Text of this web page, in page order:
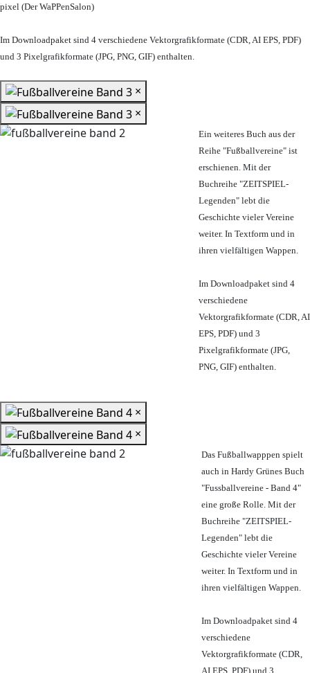
pixel (Der WaPPenSalon)
Im Downloadpaket sind 4 verschiedene Vektorgrafikformate (CDR, AI EPS, PDF)
und 3 Pixelgrafikformate (JPG, PNG, GIF) enthalten.
×
×
Ein weiteres Buch aus der
Reihe "Fußballvereine" ist
erschienen. Mit der
Buchreihe "ZEITSPIEL-
Legenden" lebt die
Geschichte vieler Vereine
weiter. In Textform und in
ihren vielfältigen Wappen.
Im Downloadpaket sind 4
verschiedene
Vektorgrafikformate (CDR, AI
EPS, PDF) und 3
Pixelgrafikformate (JPG,
PNG, GIF) enthalten.
×
×
Das Fußballwapppen spielt
auch in Hardy Grünes Buch
"Fussballvereine - Band 4"
eine große Rolle. Mit der
Buchreihe "ZEITSPIEL-
Legenden" lebt die
Geschichte vieler Vereine
weiter. In Textform und in
ihren vielfältigen Wappen.
Im Downloadpaket sind 4
verschiedene
Vektorgrafikformate (CDR,
AI EPS, PDF) und 3